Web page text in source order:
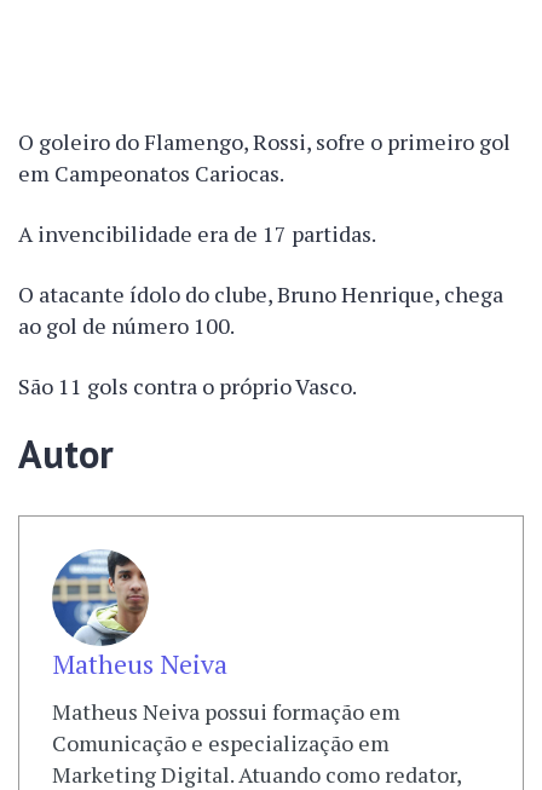
O goleiro do Flamengo, Rossi, sofre o primeiro gol
em Campeonatos Cariocas.
A invencibilidade era de 17 partidas.
O atacante ídolo do clube, Bruno Henrique, chega
ao gol de número 100.
São 11 gols contra o próprio Vasco.
Autor
Matheus Neiva
Matheus Neiva possui formação em
Comunicação e especialização em
Marketing Digital. Atuando como redator,